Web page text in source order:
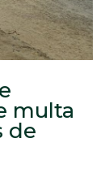
multa
de